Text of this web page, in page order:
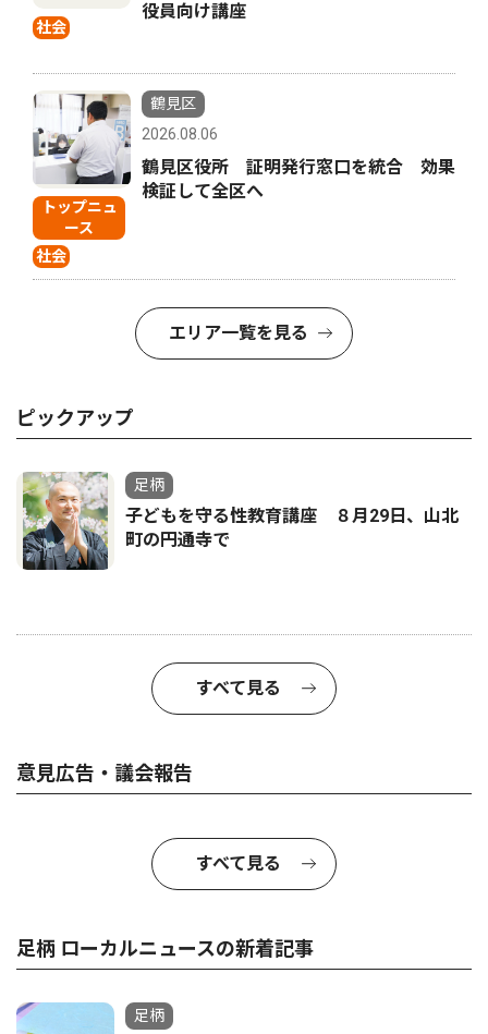
社会
役員向け講座
トップニュ
ース
社会
鶴見区
2026.08.06
鶴見区役所 証明発行窓口を統合 効果
検証して全区へ
エリア一覧を見る
ピックアップ
足柄
子どもを守る性教育講座 ８月29日、山北
町の円通寺で
すべて見る
意見広告・議会報告
すべて見る
足柄 ローカルニュースの新着記事
足柄